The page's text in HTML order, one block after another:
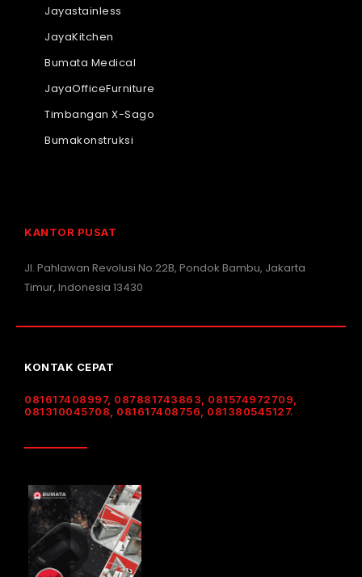
Jayastainless
JayaKitchen
Bumata Medical
JayaOfficeFurniture
Timbangan X-Sago
Bumakonstruksi
KANTOR PUSAT
Jl. Pahlawan Revolusi No.22B, Pondok Bambu, Jakarta
Timur, Indonesia 13430
KONTAK CEPAT
081617408997, 087881743863, 081574972709,
081310045708, 081617408756, 081380545127.